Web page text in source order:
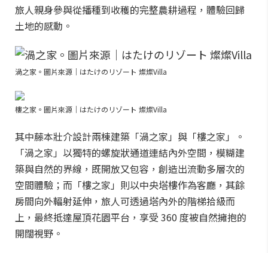
旅人親身參與從播種到收穫的完整農耕過程，體驗回歸
土地的感動。
渦之家。圖片來源｜はたけのリゾート 燦燦Villa
樓之家。圖片來源｜はたけのリゾート 燦燦Villa
其中藤本壯介設計兩棟建築「渦之家」與「樓之家」。
「渦之家」以獨特的螺旋狀通道連結內外空間，模糊建
築與自然的界線，既開放又包容，創造出流動多層次的
空間體驗；而「樓之家」則以中央塔樓作為客廳，其餘
房間向外輻射延伸，旅人可透過塔內外的階梯拾級而
上，最終抵達屋頂花園平台，享受 360 度被自然擁抱的
開闊視野。